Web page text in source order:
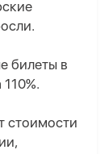
билеты в
стоимости